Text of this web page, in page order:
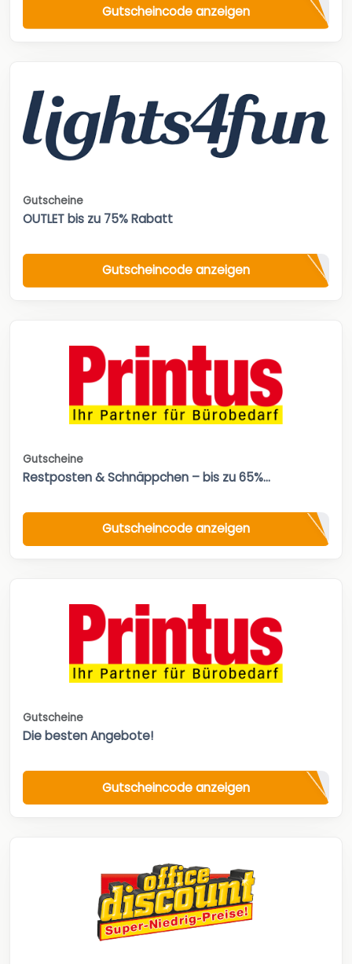
Gutscheincode anzeigen
Gutscheine
OUTLET bis zu 75% Rabatt
Gutscheincode anzeigen
Gutscheine
Restposten & Schnäppchen – bis zu 65%...
Gutscheincode anzeigen
Gutscheine
Die besten Angebote!
Gutscheincode anzeigen